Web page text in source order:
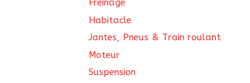
Freinage
Habitacle
Jantes, Pneus & Train roulant
Moteur
Suspension